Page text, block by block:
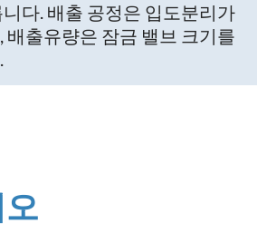
다. 배출 공정은 입도분리가
배출유량은 잠금 밸브 크기를